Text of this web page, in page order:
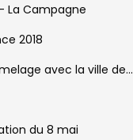
La Campagne
2018
avec la ville de...
du 8 mai